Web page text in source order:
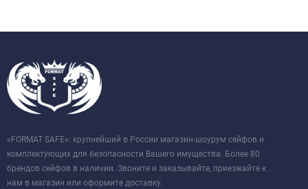
«FORMAT SAFE»: крупнейший в России магазин-шоурум сейфов и
комплектующих для безопасности Вашего имущества. Более 80
брендов сейфов в наличии. Звоните и заказывайте, приезжайте к
нам в магазин или оформите доставку.